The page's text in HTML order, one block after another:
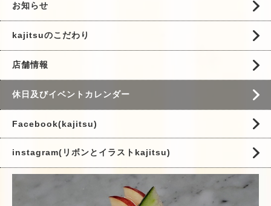
お知らせ
kajitsuのこだわり
店舗情報
休日及びイベントカレンダー
Facebook(kajitsu)
instagram(リボンとイラストkajitsu)